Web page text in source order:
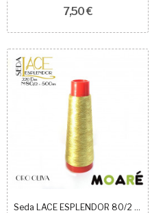
7,50 €
Seda LACE ESPLENDOR 80/2 ORO OLIVA